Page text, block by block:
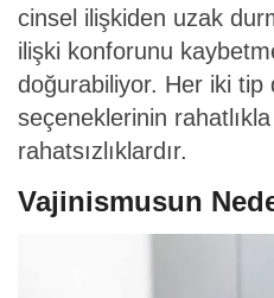
cinsel ilişkiden uzak
ilişki konforunu
doğurabiliyor. Her iki tip
seçeneklerinin
rahatsızlıklardır.
Vajinismusun